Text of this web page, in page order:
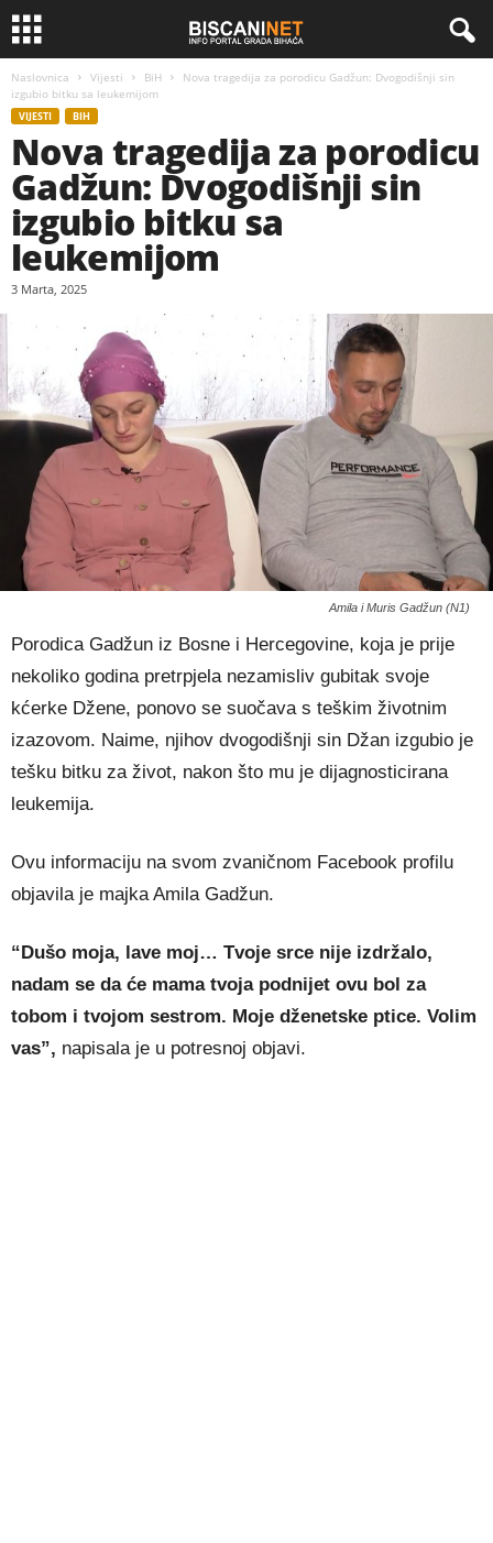
Naslovnica Vijesti BiH
Nova tragedija za porodicu Gadžun: Dvogodišnji sin
izgubio bitku sa leukemijom
VIJESTI BIH
Nova tragedija za porodicu
Gadžun: Dvogodišnji sin
izgubio bitku sa
leukemijom
3 Marta, 2025
Amila i Muris Gadžun (N1)
Porodica Gadžun iz Bosne i Hercegovine, koja je prije
nekoliko godina pretrpjela nezamisliv gubitak svoje
kćerke Džene, ponovo se suočava s teškim životnim
izazovom. Naime, njihov dvogodišnji sin Džan izgubio je
tešku bitku za život, nakon što mu je dijagnosticirana
leukemija.
Ovu informaciju na svom zvaničnom Facebook profilu
objavila je majka Amila Gadžun.
“Dušo moja, lave moj… Tvoje srce nije izdržalo,
nadam se da će mama tvoja podnijet ovu bol za
tobom i tvojom sestrom. Moje dženetske ptice. Volim
vas”, napisala je u potresnoj objavi.